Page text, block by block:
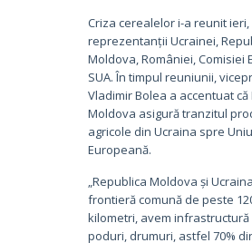
Criza cerealelor i-a reunit
reprezentanții Ucrainei,
Moldova, României, Comisiei
SUA. În timpul reuniunii,
Vladimir Bolea a accentuat că
Moldova asigură tranzitul
agricole din Ucraina spre
Europeană.
„Republica Moldova și
frontieră comună de peste
kilometri, avem infrastructură
poduri, drumuri, astfel 70%